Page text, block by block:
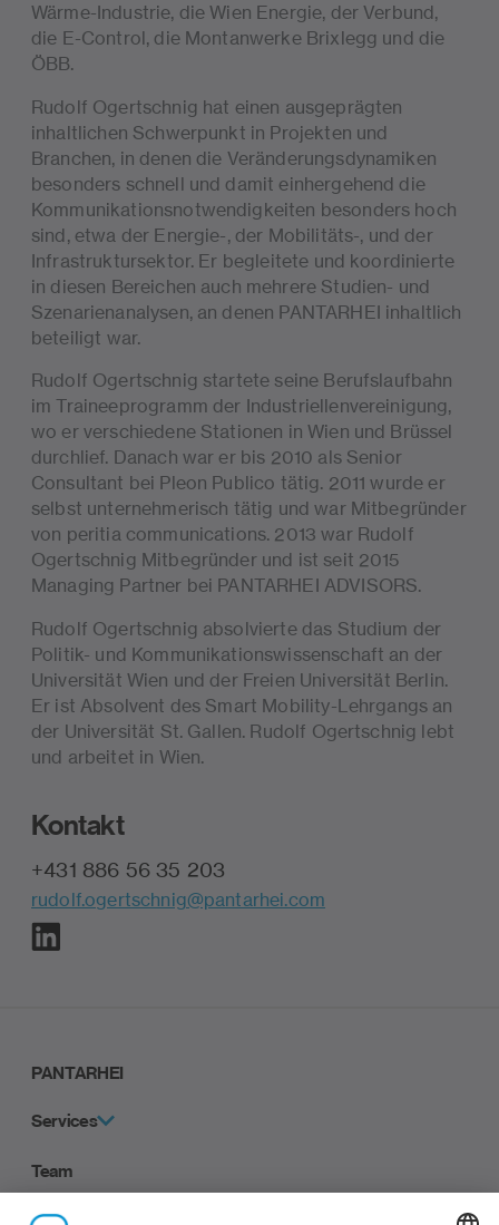
Wärme-Industrie, die Wien Energie, der Verbund,
die E-Control, die Montanwerke Brixlegg und die
ÖBB.
Rudolf Ogertschnig hat einen ausgeprägten
inhaltlichen Schwerpunkt in Projekten und
Branchen, in denen die Veränderungsdynamiken
besonders schnell und damit einhergehend die
Kommunikationsnotwendigkeiten besonders hoch
sind, etwa der Energie-, der Mobilitäts-, und der
Infrastruktursektor. Er begleitete und koordinierte
in diesen Bereichen auch mehrere Studien- und
Szenarienanalysen, an denen PANTARHEI inhaltlich
beteiligt war.
Rudolf Ogertschnig startete seine Berufslaufbahn
im Traineeprogramm der Industriellenvereinigung,
wo er verschiedene Stationen in Wien und Brüssel
durchlief. Danach war er bis 2010 als Senior
Consultant bei Pleon Publico tätig. 2011 wurde er
selbst unternehmerisch tätig und war Mitbegründer
von peritia communications. 2013 war Rudolf
Ogertschnig Mitbegründer und ist seit 2015
Managing Partner bei PANTARHEI ADVISORS.
Rudolf Ogertschnig absolvierte das Studium der
Politik- und Kommunikationswissenschaft an der
Universität Wien und der Freien Universität Berlin.
Er ist Absolvent des Smart Mobility-Lehrgangs an
der Universität St. Gallen. Rudolf Ogertschnig lebt
und arbeitet in Wien.
Kontakt
+431 886 56 35 203
rudolf.ogertschnig@pantarhei.com
PANTARHEI
Services
Team
Career